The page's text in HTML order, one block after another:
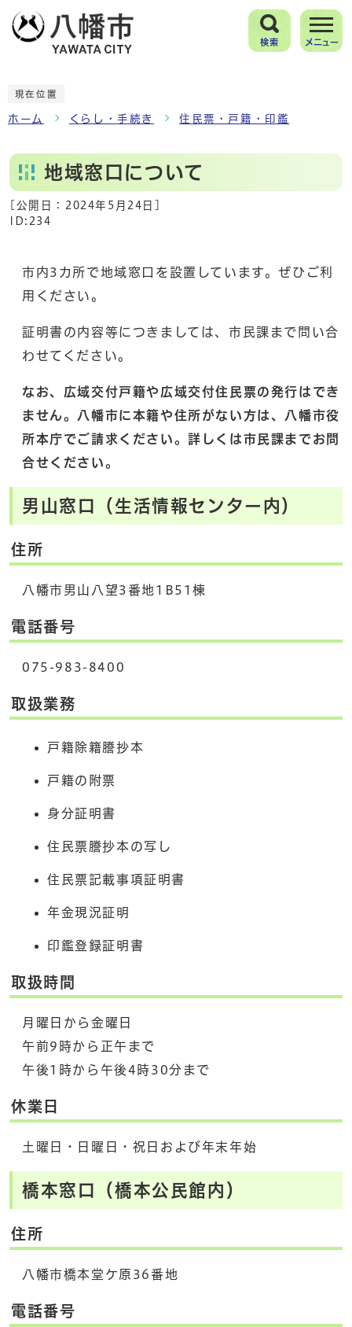
検索 メニュー
現在位置
ホーム くらし・手続き 住民票・戸籍・印鑑
地域窓口について
[公開日： 2024年5月24日
ID:234
市内3カ所で地域窓口を設置しています。ぜひご利
用ください。
証明書の内容等につきましては、市民課まで問い合
わせてください。
なお、広域交付戸籍や広域交付住民票の発行はでき
ません。八幡市に本籍や住所がない方は、八幡市役
所本庁でご請求ください。詳しくは市民課までお問
合せください。
男山窓口（生活情報センター内）
住所
八幡市男山八望3番地1B51棟
電話番号
075-983-8400
取扱業務
戸籍除籍謄抄本
戸籍の附票
身分証明書
住民票謄抄本の写し
住民票記載事項証明書
年金現況証明
印鑑登録証明書
取扱時間
月曜日から金曜日
午前9時から正午まで
午後1時から午後4時30分まで
休業日
土曜日・日曜日・祝日および年末年始
橋本窓口（橋本公民館内）
住所
八幡市橋本堂ケ原36番地
電話番号